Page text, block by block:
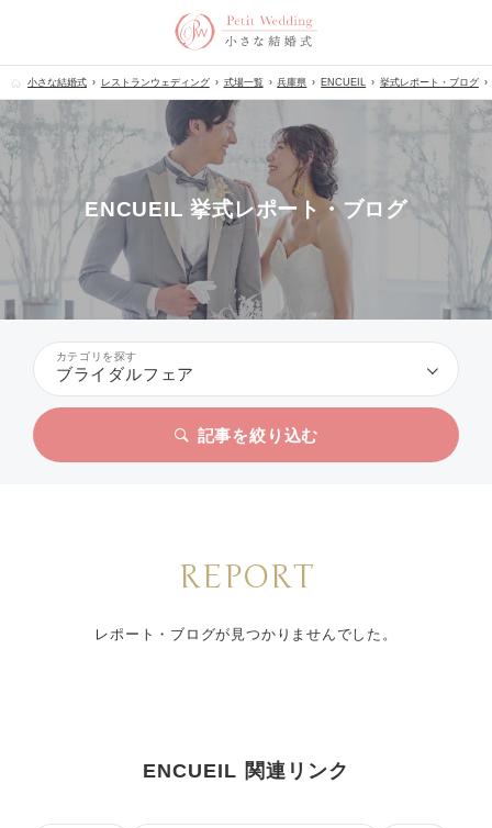
小さな結婚式 レストランウェディング 式場一覧 兵庫県 ENCUEIL 挙式レポート・ブログ
ENCUEIL 挙式レポート・ブログ
カテゴリを探す
ブライダルフェア
記事を絞り込む
REPORT
レポート・ブログが見つかりませんでした。
ENCUEIL 関連リンク